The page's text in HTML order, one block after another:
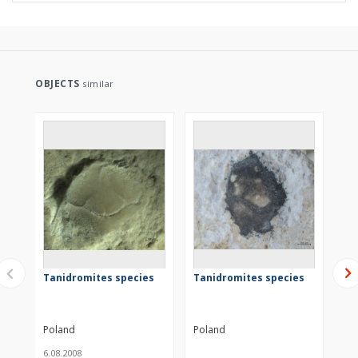
OBJECTS similar
Tanidromites species
Poland
6.08.2008
Tanidromites species
Poland